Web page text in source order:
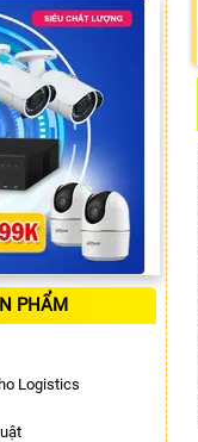
PHẨM
Logistics